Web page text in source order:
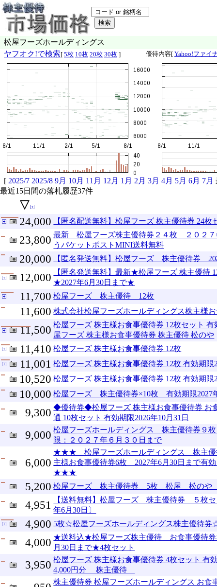
松屋フーズホールディングス
ヤフオク!で検索 [ 5枚 10枚 20枚 30枚 ] 優待内容[ Yahoo!ファイ
[ 2025/7 2025/8 9月 10月 11月 12月 1月 2月 3月 4月 5月 6月 7月
最近15日間の落札履歴37件
▽
24,000
【匿名配送無料】松屋フーズ 株主優待券 24枚
23,800 最新 松屋フーズ株主優待券２４枚 ２０２
うパケットポストMINI送料無料
20,000 【匿名発送無料】松屋フーズ 株主優待券
12,000
【匿名発送無料】最新★松屋フーズ 株主優待
★2027年6月30日まで★
11,700 松屋フーズ 株主優待 12枚
11,600 株式会社松屋フーズホールディングス株主様
11,500 松屋フーズ 株主様お食事優待券 12枚セット 有
屋フーズ 株主様お食事優待券 株主優待 松のや
11,410 松屋フーズ 株主様お食事優待券 12枚
11,001 松屋フーズ 株主様お食事優待券 12枚 有効期限
10,520 松屋フーズ 株主様お食事優待券 12枚 有効期限
10,000 松屋フーズ 株主優待券×10枚 有効期限2027
9,300 ◆優待券◆松屋フーズ 株主様お食事優待券 お
通 10枚セット 有効期限2026年10月31日
9,000 松屋フーズホールディングス 株主優待券９
限：２０２７年６月３０日まで
6,000
★★★ 松屋フーズホールディングス 株主
主様お食事優待券6枚 2027年6月30日ま
★★★
5,200 松屋フーズ 株主優待券 5枚 松屋 松のや
4,951
【送料無料】松屋フーズ 株主優待券 ５枚セ
年6月30日〕
4,900 5枚☆松屋フーズホールディングス株主優待券
4,000 ★送料込★松屋フーズ株主優待 お食事優待券
月30日まで★4枚セット
3,950 松屋フーズ 株主様お食事優待券 4枚セット
4,000円分 株主優待
株主優待券 松屋フーズホールディングス お食